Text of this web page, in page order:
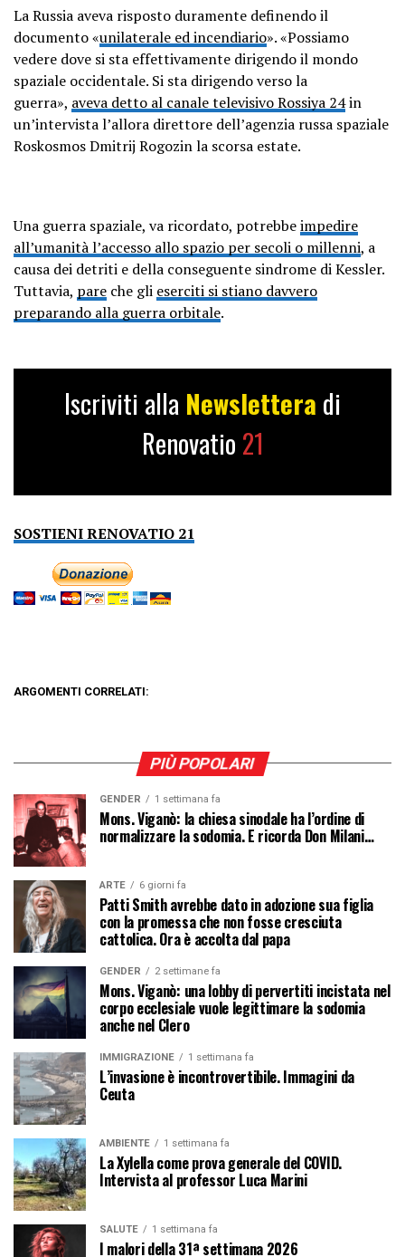
La Russia aveva risposto duramente definendo il
documento «unilaterale ed incendiario». «Possiamo
vedere dove si sta effettivamente dirigendo il mondo
spaziale occidentale. Si sta dirigendo verso la
guerra», aveva detto al canale televisivo Rossiya 24in
un’intervista l’allora direttore dell’agenzia russa spaziale
Roskosmos Dmitrij Rogozin la scorsa estate.
Una guerra spaziale, va ricordato, potrebbeimpedire
all’umanità l’accesso allo spazio per secoli o millenni, a
causa dei detriti e della conseguente sindrome di Kessler.
Tuttavia, pare che gli eserciti si stiano davvero
preparando alla guerra orbitale.
Iscriviti alla Newslettera di
Renovatio 21
SOSTIENI RENOVATIO 21
ARGOMENTI CORRELATI:
PIÙ POPOLARI
GENDER 1 settimana fa
Mons. Viganò: la chiesa sinodale ha l’ordine di
normalizzare la sodomia. E ricorda Don Milani…
ARTE 6 giorni fa
Patti Smith avrebbe dato in adozione sua figlia
con la promessa che non fosse cresciuta
cattolica. Ora è accolta dal papa
GENDER 2 settimane fa
Mons. Viganò: una lobby di pervertiti incistata nel
corpo ecclesiale vuole legittimare la sodomia
anche nel Clero
IMMIGRAZIONE 1 settimana fa
L’invasione è incontrovertibile. Immagini da
Ceuta
AMBIENTE 1 settimana fa
La Xylella come prova generale del COVID.
Intervista al professor Luca Marini
SALUTE 1 settimana fa
I malori della 31ª settimana 2026